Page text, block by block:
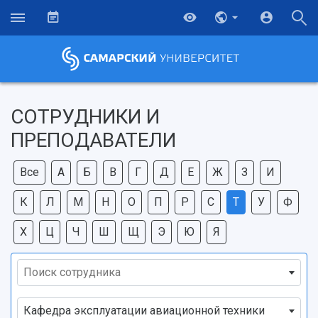
НАЗАД
СОТРУДНИКИ И
ПРЕПОДАВАТЕЛИ
Все А Б В Г Д Е Ж З И
К Л М Н О П Р С Т У Ф
Х Ц Ч Ш Щ Э Ю Я
Поиск сотрудника
Кафедра эксплуатации авиационной техники